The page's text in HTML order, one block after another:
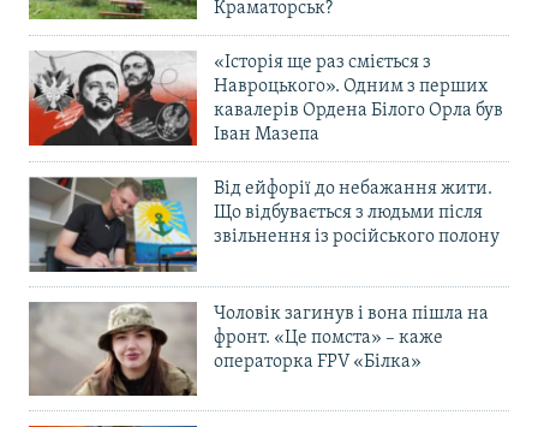
Краматорськ?
«Історія ще раз сміється з
Навроцького». Одним з перших
кавалерів Ордена Білого Орла був
Іван Мазепа
Від ейфорії до небажання жити.
Що відбувається з людьми після
звільнення із російського полону
Чоловік загинув і вона пішла на
фронт. «Це помста» – каже
операторка FPV «Білка»